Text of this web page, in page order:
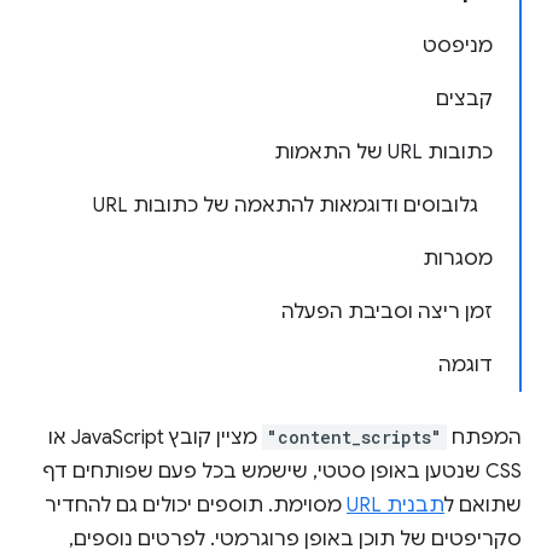
מניפסט
קבצים
כתובות URL של התאמות
גלובוסים ודוגמאות להתאמה של כתובות URL
מסגרות
זמן ריצה וסביבת הפעלה
דוגמה
המפתח "content_scripts"
מציין קובץ JavaScript או
CSS שנטען באופן סטטי, שישמש בכל פעם שפותחים דף
שתואם לתבנית URL
מסוימת. תוספים יכולים גם להחדיר
סקריפטים של תוכן באופן פרוגרמטי. לפרטים נוספים,